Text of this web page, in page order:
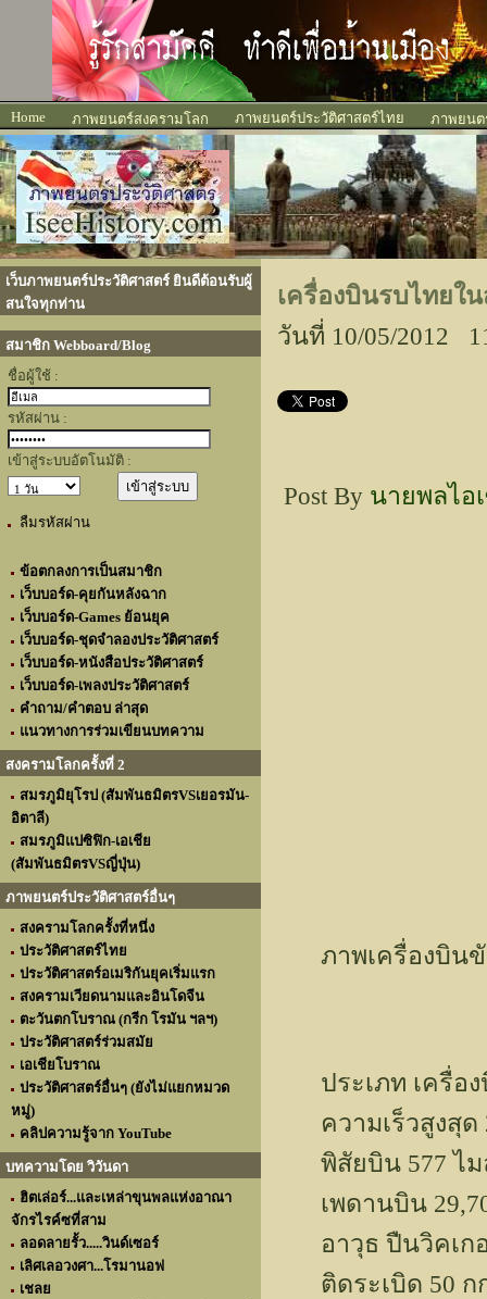
Home ภาพยนตร์สงครามโลก ภาพยนตร์ประวัติศาสตร์ไทย ภาพยนต
เว็บภาพยนตร์ประวัติศาสตร์ ยินดีต้อนรับผู้
สนใจทุกท่าน
สมาชิก Webboard/Blog
ชื่อผู้ใช้ :
รหัสผ่าน :
เข้าสู่ระบบอัตโนมัติ :
ลืมรหัสผ่าน
ข้อตกลงการเป็นสมาชิก
เว็บบอร์ด-คุยกันหลังฉาก
เว็บบอร์ด-Games ย้อนยุค
เว็บบอร์ด-ชุดจำลองประวัติศาสตร์
เว็บบอร์ด-หนังสือประวัติศาสตร์
เว็บบอร์ด-เพลงประวัติศาสตร์
คำถาม/คำตอบ ล่าสุด
แนวทางการร่วมเขียนบทความ
สงครามโลกครั้งที่ 2
สมรภูมิยุโรป (สัมพันธมิตรVSเยอรมัน-
อิตาลี)
สมรภูมิแปซิฟิก-เอเชีย
(สัมพันธมิตรVSญี่ปุ่น)
ภาพยนตร์ประวัติศาสตร์อื่นๆ
สงครามโลกครั้งที่หนึ่ง
ประวัติศาสตร์ไทย
ประวัติศาสตร์อเมริกันยุคเริ่มแรก
สงครามเวียดนามและอินโดจีน
ตะวันตกโบราณ (กรีก โรมัน ฯลฯ)
ประวัติศาสตร์ร่วมสมัย
เอเชียโบราณ
ประวัติศาสตร์อื่นๆ (ยังไม่แยกหมวด
หมู่)
คลิปความรู้จาก YouTube
บทความโดย วิวันดา
ฮิตเล่อร์...และเหล่าขุนพลแห่งอาณา
จักรไรค์ซที่สาม
ลอดลายรั้ว.....วินด์เซอร์
เลิศเลอวงศา...โรมานอฟ
เชลย
เครื่องบินรบไทยใ
วันที่ 10/05/2012
Post By นายพลไอ
ภาพเครื่องบิน
ประเภท เครื่อ
ความเร็วสูงสุ
พิสัยบิน 577 ไ
เพดานบิน
อาวุธ ปืนวิคเก
ติดระเบิด 50